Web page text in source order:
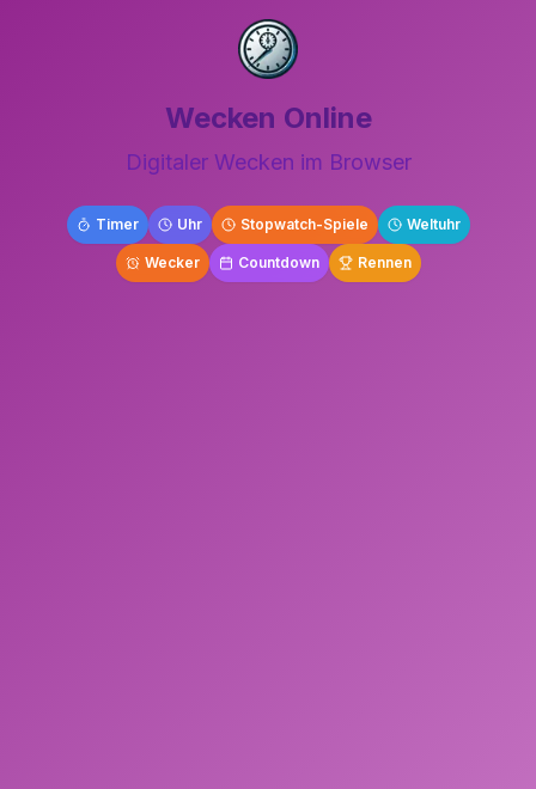
Wecken Online
Digitaler Wecken im Browser
Timer Uhr Stopwatch-Spiele Weltuhr
Wecker Countdown Rennen